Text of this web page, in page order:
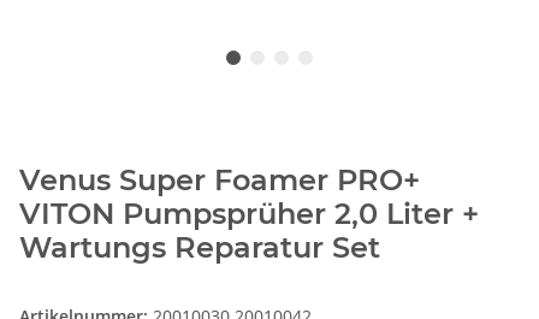
Venus Super Foamer PRO+
VITON Pumpsprüher 2,0 Liter +
Wartungs Reparatur Set